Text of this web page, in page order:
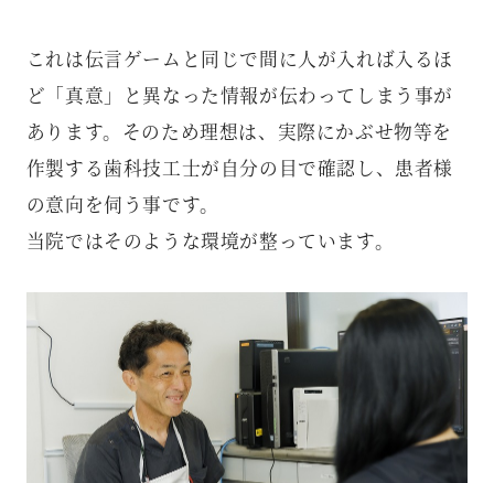
これは伝言ゲームと同じで間に人が入れば入るほ
ど「真意」と異なった情報が伝わってしまう事が
あります。そのため理想は、実際にかぶせ物等を
作製する歯科技工士が自分の目で確認し、患者様
の意向を伺う事です。
当院ではそのような環境が整っています。